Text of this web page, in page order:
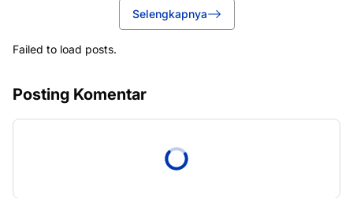
Selengkapnya
Failed to load posts.
Posting Komentar